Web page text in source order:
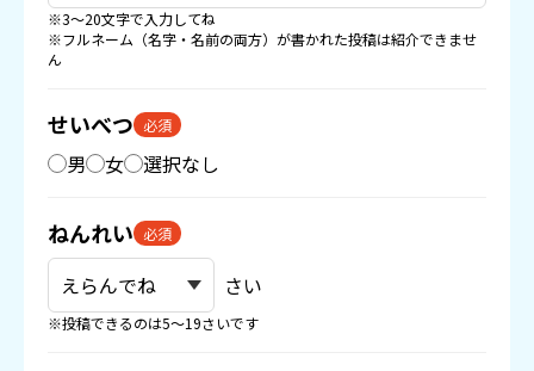
※3〜20文字で入力してね
※フルネーム（名字・名前の両方）が書かれた投稿は紹介できませ
ん
せいべつ 必須
男 女 選択なし
ねんれい 必須
さい
※投稿できるのは5〜19さいです